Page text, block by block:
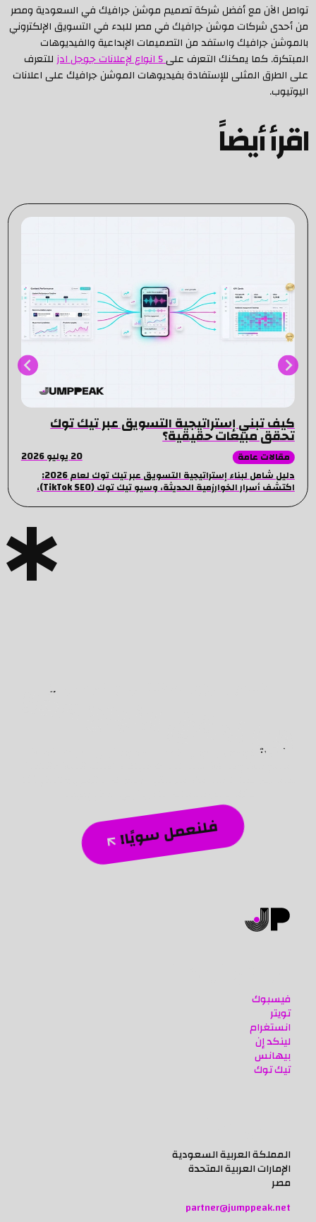
تواصل الآن مع أفضل شركة تصميم موشن جرافيك في السعودية ومصر
من أحدى شركات موشن جرافيك في مصر للبدء في التسويق الإلكتروني
بالموشن جرافيك واستفد من التصميمات الإبداعية والفيديوهات
المبتكرة. كما يمكنك التعرف على5 انواع لإعلانات جوجل ادز
للتعرف
على الطرق المثلى للإستفادة بفيديوهات الموشن جرافيك على اعلانات
اليوتيوب.
اقرأ أيضاً
كيف تبني إستراتيجية التسويق عبر تيك توك
تحقق مبيعات حقيقية؟
مقالات عامة
20 يوليو 2026
دليل شامل لبناء إستراتيجية التسويق عبر تيك توك لعام 2026:
اكتشف أسرار الخوارزمية الحديثة، وسيو تيك توك (TikTok SEO)،
فلنحول الرؤى الخافتة إلى واقع مضيء!
هيا نحقق النجاح معًا!
نحن شغوفون بتحويل الأفكار الطموحة إلى إنجازات رقمية
فلنعمل سويًا!
فيسبوك
تويتر
انستغرام
لينكد إن
بيهانس
تيك توك
المملكة العربية السعودية
الإمارات العربية المتحدة
مصر
partner@jumppeak.net